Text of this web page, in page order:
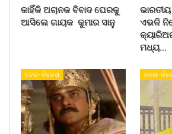
କାହିଁକି ଅଚାନକ ବିବାଦ ଘେରକୁ
ଆସିଲେ ଗାୟକ କୁମାର ସାନୁ
ଏଭଳି
ମଧ୍ୟ…
ଦେଶ- ବିଦେଶ ଦେଶ-